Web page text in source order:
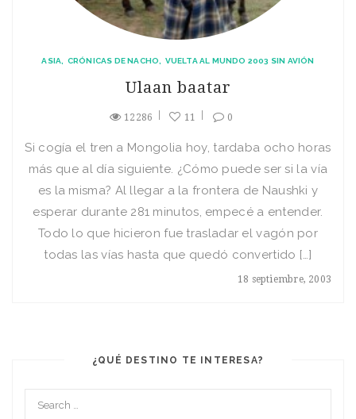
ASIA CRÓNICAS DE NACHO VUELTA AL MUNDO 2003 SIN AVIÓN
Ulaan baatar
12286 11 0
18 septiembre, 2003
Si cogí­a el tren a Mongolia hoy, tardaba ocho horas
más que al dí­a siguiente. ¿Cómo puede ser si la ví­a
es la misma? Al llegar a la frontera de Naushki y
esperar durante 281 minutos, empecé a entender.
Todo lo que hicieron fue trasladar el vagón por
todas las ví­as hasta que quedó convertido […]
¿QUÉ DESTINO TE INTERESA?